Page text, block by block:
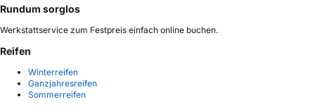
Rundum sorglos
Werkstattservice zum Festpreis einfach online buchen.
Reifen
Winterreifen
Ganzjahresreifen
Sommerreifen